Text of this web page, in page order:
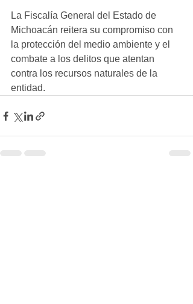
La Fiscalía General del Estado de
Michoacán reitera su compromiso con
la protección del medio ambiente y el
combate a los delitos que atentan
contra los recursos naturales de la
entidad.